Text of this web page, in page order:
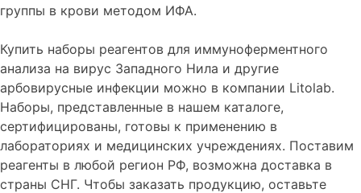
группы в крови методом ИФА.
Купить наборы реагентов для иммуноферментного
анализа на вирус Западного Нила и другие
арбовирусные инфекции можно в компании Litolab.
Наборы, представленные в нашем каталоге,
сертифицированы, готовы к применению в
лабораториях и медицинских учреждениях. Поставим
реагенты в любой регион РФ, возможна доставка в
страны СНГ. Чтобы заказать продукцию, оставьте